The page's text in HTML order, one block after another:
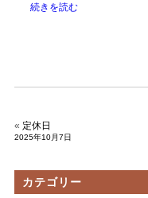
続きを読む
« 定休日
2025年10月7日
カテゴリー